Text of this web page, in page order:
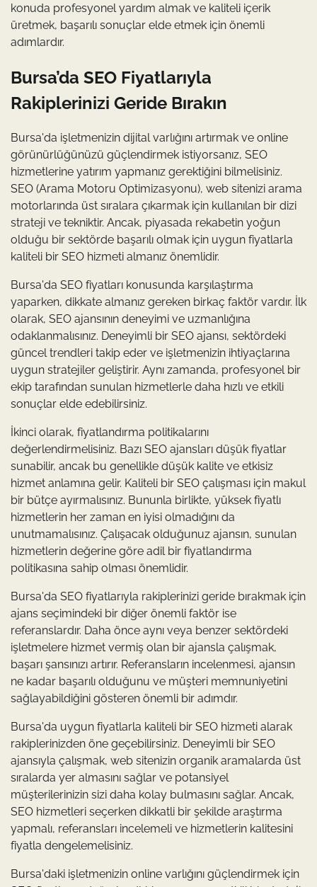
konuda profesyonel yardım almak ve kaliteli içerik
üretmek, başarılı sonuçlar elde etmek için önemli
adımlardır.
Bursa’da SEO Fiyatlarıyla
Rakiplerinizi Geride Bırakın
Bursa'da işletmenizin dijital varlığını artırmak ve online
görünürlüğünüzü güçlendirmek istiyorsanız, SEO
hizmetlerine yatırım yapmanız gerektiğini bilmelisiniz.
SEO (Arama Motoru Optimizasyonu), web sitenizi arama
motorlarında üst sıralara çıkarmak için kullanılan bir dizi
strateji ve tekniktir. Ancak, piyasada rekabetin yoğun
olduğu bir sektörde başarılı olmak için uygun fiyatlarla
kaliteli bir SEO hizmeti almanız önemlidir.
Bursa'da SEO fiyatları konusunda karşılaştırma
yaparken, dikkate almanız gereken birkaç faktör vardır. İlk
olarak, SEO ajansının deneyimi ve uzmanlığına
odaklanmalısınız. Deneyimli bir SEO ajansı, sektördeki
güncel trendleri takip eder ve işletmenizin ihtiyaçlarına
uygun stratejiler geliştirir. Aynı zamanda, profesyonel bir
ekip tarafından sunulan hizmetlerle daha hızlı ve etkili
sonuçlar elde edebilirsiniz.
İkinci olarak, fiyatlandırma politikalarını
değerlendirmelisiniz. Bazı SEO ajansları düşük fiyatlar
sunabilir, ancak bu genellikle düşük kalite ve etkisiz
hizmet anlamına gelir. Kaliteli bir SEO çalışması için makul
bir bütçe ayırmalısınız. Bununla birlikte, yüksek fiyatlı
hizmetlerin her zaman en iyisi olmadığını da
unutmamalısınız. Çalışacak olduğunuz ajansın, sunulan
hizmetlerin değerine göre adil bir fiyatlandırma
politikasına sahip olması önemlidir.
Bursa'da SEO fiyatlarıyla rakiplerinizi geride bırakmak için
ajans seçimindeki bir diğer önemli faktör ise
referanslardır. Daha önce aynı veya benzer sektördeki
işletmelere hizmet vermiş olan bir ajansla çalışmak,
başarı şansınızı artırır. Referansların incelenmesi, ajansın
ne kadar başarılı olduğunu ve müşteri memnuniyetini
sağlayabildiğini gösteren önemli bir adımdır.
Bursa'da uygun fiyatlarla kaliteli bir SEO hizmeti alarak
rakiplerinizden öne geçebilirsiniz. Deneyimli bir SEO
ajansıyla çalışmak, web sitenizin organik aramalarda üst
sıralarda yer almasını sağlar ve potansiyel
müşterilerinizin sizi daha kolay bulmasını sağlar. Ancak,
SEO hizmetleri seçerken dikkatli bir şekilde araştırma
yapmalı, referansları incelemeli ve hizmetlerin kalitesini
fiyatla dengelemelisiniz.
Bursa'daki işletmenizin online varlığını güçlendirmek için